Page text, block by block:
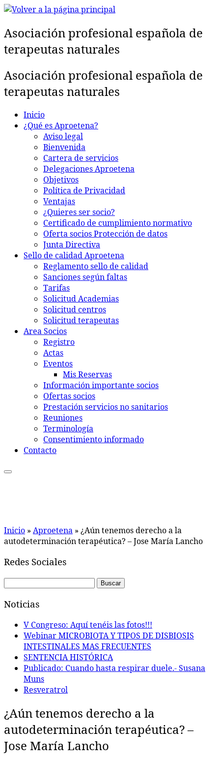
Saltar
contenido
Asociación profesional española de
terapeutas naturales
Asociación profesional española de
terapeutas naturales
Inicio
¿Qué es Aproetena?
Aviso legal
Bienvenida
Cartera de servicios
Delegaciones Aproetena
Objetivos
Política de Privacidad
Ventajas
¿Quieres ser socio?
Certificado de cumplimiento normativo
Oferta socios Protección de datos
Junta Directiva
Sello de calidad Aproetena
Reglamento sello de calidad
Sanciones según faltas
Tarifas
Solicitud Academias
Solicitud centros
Solicitud terapeutas
Area Socios
Registro
Actas
Eventos
Mis Reservas
Información importante socios
Ofertas socios
Prestación servicios no sanitarios
Reuniones
Terminología
Consentimiento informado
Contacto
Inicio » Aproetena » ¿Aún tenemos derecho a la
autodeterminación terapéutica? – Jose María Lancho
Redes Sociales
Buscar:
Noticias
V Congreso: Aquí tenéis las fotos!!!
Webinar MICROBIOTA Y TIPOS DE DISBIOSIS
INTESTINALES MAS FRECUENTES
SENTENCIA HISTÓRICA
Publicado: Cuando hasta respirar duele.- Susana
Muns
Resveratrol
¿Aún tenemos derecho a la
autodeterminación terapéutica? –
Jose María Lancho